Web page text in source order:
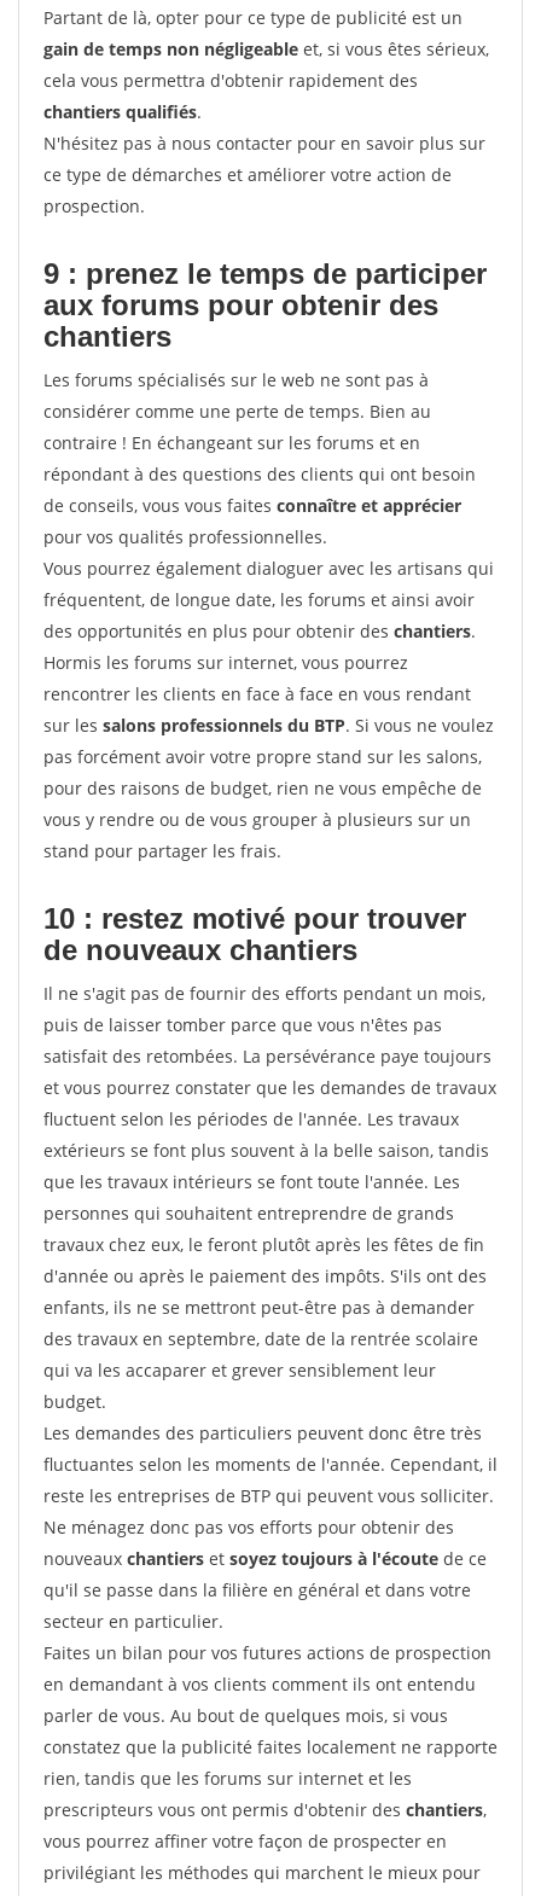
Partant de là, opter pour ce type de publicité est un
gain de temps non négligeable et, si vous êtes sérieux,
cela vous permettra d'obtenir rapidement des
chantiers qualifiés.
N'hésitez pas à nous contacter pour en savoir plus sur
ce type de démarches et améliorer votre action de
prospection.
9 : prenez le temps de participer
aux forums pour obtenir des
chantiers
Les forums spécialisés sur le web ne sont pas à
considérer comme une perte de temps. Bien au
contraire ! En échangeant sur les forums et en
répondant à des questions des clients qui ont besoin
de conseils, vous vous faites connaître et apprécier
pour vos qualités professionnelles.
Vous pourrez également dialoguer avec les artisans qui
fréquentent, de longue date, les forums et ainsi avoir
des opportunités en plus pour obtenir des chantiers.
Hormis les forums sur internet, vous pourrez
rencontrer les clients en face à face en vous rendant
sur les salons professionnels du BTP. Si vous ne voulez
pas forcément avoir votre propre stand sur les salons,
pour des raisons de budget, rien ne vous empêche de
vous y rendre ou de vous grouper à plusieurs sur un
stand pour partager les frais.
10 : restez motivé pour trouver
de nouveaux chantiers
Il ne s'agit pas de fournir des efforts pendant un mois,
puis de laisser tomber parce que vous n'êtes pas
satisfait des retombées. La persévérance paye toujours
et vous pourrez constater que les demandes de travaux
fluctuent selon les périodes de l'année. Les travaux
extérieurs se font plus souvent à la belle saison, tandis
que les travaux intérieurs se font toute l'année. Les
personnes qui souhaitent entreprendre de grands
travaux chez eux, le feront plutôt après les fêtes de fin
d'année ou après le paiement des impôts. S'ils ont des
enfants, ils ne se mettront peut-être pas à demander
des travaux en septembre, date de la rentrée scolaire
qui va les accaparer et grever sensiblement leur
budget.
Les demandes des particuliers peuvent donc être très
fluctuantes selon les moments de l'année. Cependant, il
reste les entreprises de BTP qui peuvent vous solliciter.
Ne ménagez donc pas vos efforts pour obtenir des
nouveaux chantiers et soyez toujours à l'écoute de ce
qu'il se passe dans la filière en général et dans votre
secteur en particulier.
Faites un bilan pour vos futures actions de prospection
en demandant à vos clients comment ils ont entendu
parler de vous. Au bout de quelques mois, si vous
constatez que la publicité faites localement ne rapporte
rien, tandis que les forums sur internet et les
prescripteurs vous ont permis d'obtenir des chantiers,
vous pourrez affiner votre façon de prospecter en
privilégiant les méthodes qui marchent le mieux pour